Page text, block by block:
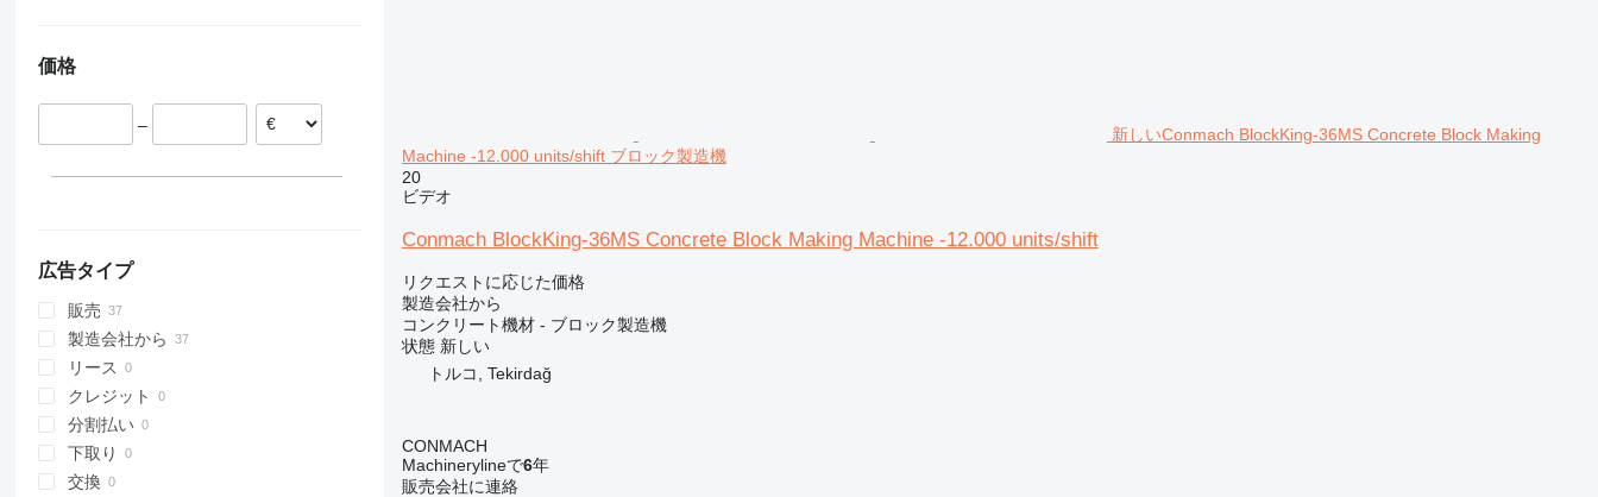
コンゴ共和国
価格
–
広告タイプ
販売
製造会社から
リース
クレジット
分割払い
下取り
交換
新しいConmach BlockKing-36MS Concrete Block Making
Machine -12.000 units/shift ブロック製造機
20
ビデオ
Conmach BlockKing-36MS Concrete Block Making Machine -12.000 units/shift
リクエストに応じた価格
製造会社から
コンクリート機材 - ブロック製造機
状態新しい
トルコ, Tekirdağ
CONMACH
Machinerylineで6年
販売会社に連絡